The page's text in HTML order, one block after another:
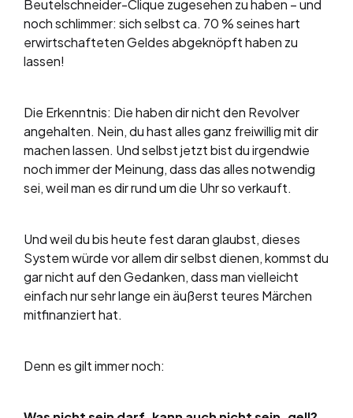
Beutelschneider-Clique zugesehen zu haben – und
noch schlimmer: sich selbst ca. 70 % seines hart
erwirtschafteten Geldes abgeknöpft haben zu
lassen!
Die Erkenntnis: Die haben dir nicht den Revolver
angehalten. Nein, du hast alles ganz freiwillig mit dir
machen lassen. Und selbst jetzt bist du irgendwie
noch immer der Meinung, dass das alles notwendig
sei, weil man es dir rund um die Uhr so verkauft.
Und weil du bis heute fest daran glaubst, dieses
System würde vor allem dir selbst dienen, kommst du
gar nicht auf den Gedanken, dass man vielleicht
einfach nur sehr lange ein äußerst teures Märchen
mitfinanziert hat.
Denn es gilt immer noch: